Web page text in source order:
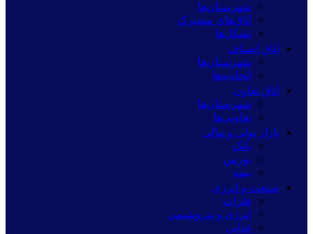
شهرستان‌ها
اتاق‌های مشترک
تشکل‌ها
اتاق اصناف
شهرستان‌ها
اتحادیه‌ها
اتاق تعاون
شهرستان‌ها
تعاونی‌ها
بازار پولی و مالی
بانک
بورس
بیمه
صنعت و انرژی
فلزات
انرژی و پتروشیمی
غذایی